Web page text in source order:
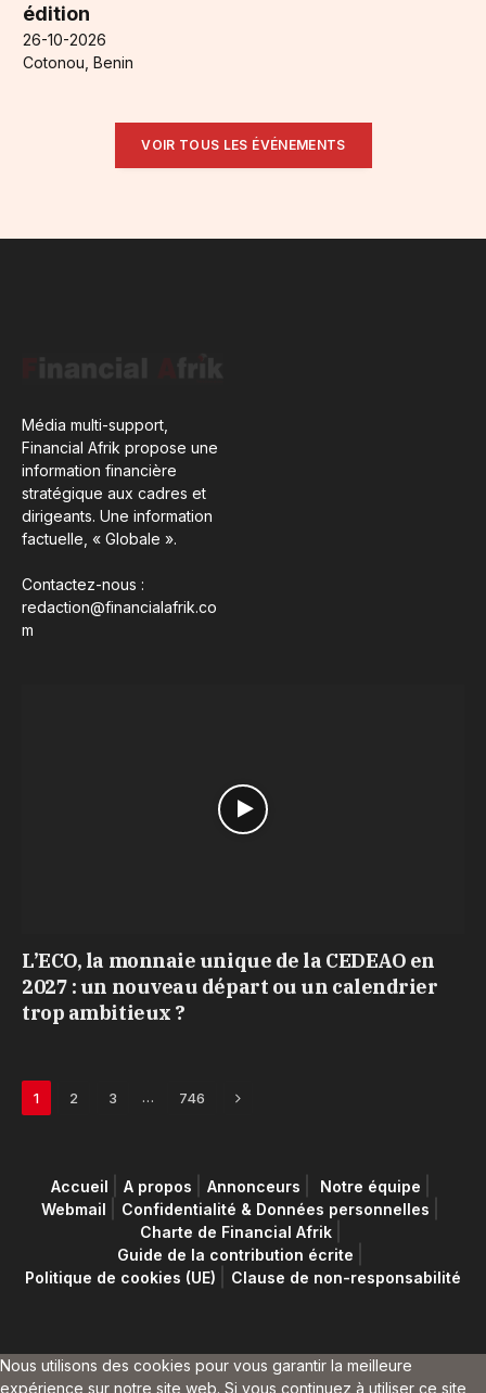
édition
26-10-2026
Cotonou, Benin
VOIR TOUS LES ÉVÉNEMENTS
Média multi-support,
Financial Afrik propose une
information financière
stratégique aux cadres et
dirigeants. Une information
factuelle, « Globale ».
Contactez-nous :
redaction@financialafrik.co
m
L’ECO, la monnaie unique de la CEDEAO en
2027 : un nouveau départ ou un calendrier
trop ambitieux ?
1 2 3 … 746 Next
Accueil A propos Annonceurs
Notre équipe
Webmail
Confidentialité & Données personnelles
Charte de Financial Afrik
Guide de la contribution écrite
Politique de cookies (UE)
Clause de non-responsabilité
Nous utilisons des cookies pour vous garantir la meilleure
expérience sur notre site web. Si vous continuez à utiliser ce site,